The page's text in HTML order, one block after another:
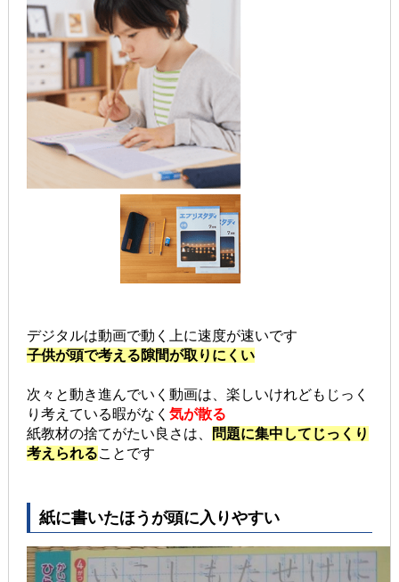
デジタルは動画で動く上に速度が速いです
子供が頭で考える隙間が取りにくい
次々と動き進んでいく動画は、楽しいけれどもじっく
り考えている暇がなく 気が散る
紙教材の捨てがたい良さは、
問題に集中してじっくり
考えられることです
紙に書いたほうが頭に入りやすい